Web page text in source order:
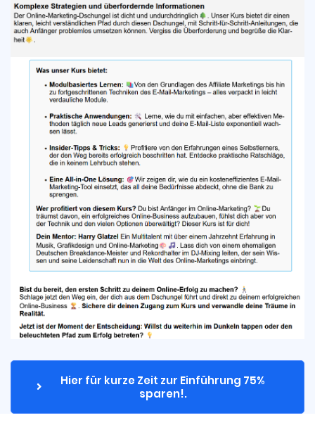
Hier für kurze Zeit zur Einführung 75%
sparen!.